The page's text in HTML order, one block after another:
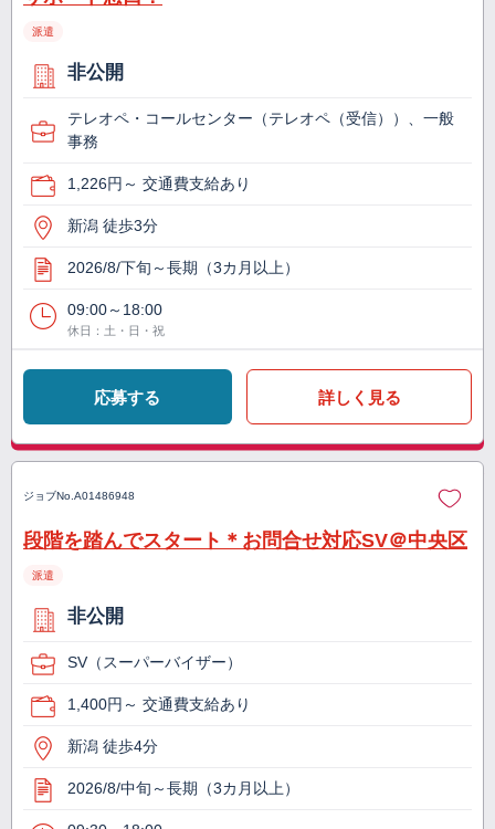
派遣
非公開
テレオペ・コールセンター（テレオペ（受信））、一般
事務
1,226円～ 交通費支給あり
新潟 徒歩3分
2026/8/下旬～長期（3カ月以上）
09:00～18:00
休日：土・日・祝
応募する 詳しく見る
ジョブNo. A01486948
段階を踏んでスタート＊お問合せ対応SV＠中央区
派遣
非公開
SV（スーパーバイザー）
1,400円～ 交通費支給あり
新潟 徒歩4分
2026/8/中旬～長期（3カ月以上）